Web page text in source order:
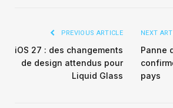
PREVIOUS ARTICLE
iOS 27 : des changements
de design attendus pour
Liquid Glass
NEXT
Panne
pays